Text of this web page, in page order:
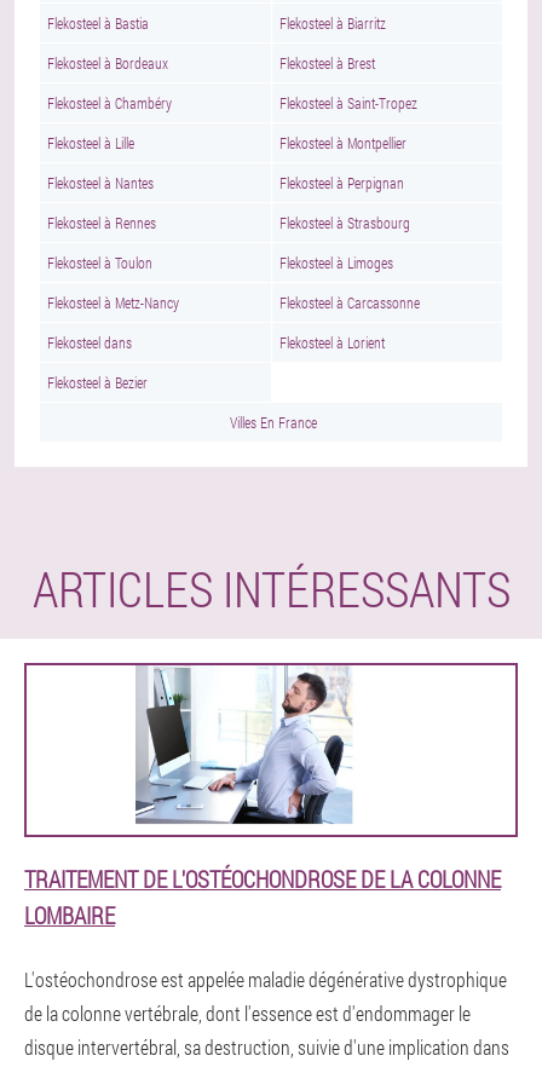
Flekosteel à Bastia Flekosteel à Biarritz
Flekosteel à Bordeaux Flekosteel à Brest
Flekosteel à Chambéry Flekosteel à Saint-Tropez
Flekosteel à Lille Flekosteel à Montpellier
Flekosteel à Nantes Flekosteel à Perpignan
Flekosteel à Rennes Flekosteel à Strasbourg
Flekosteel à Toulon Flekosteel à Limoges
Flekosteel à Metz-Nancy Flekosteel à Carcassonne
Flekosteel dans Flekosteel à Lorient
Flekosteel à Bezier
Villes En France
ARTICLES INTÉRESSANTS
TRAITEMENT DE L'OSTÉOCHONDROSE DE LA COLONNE
LOMBAIRE
L'ostéochondrose est appelée maladie dégénérative dystrophique
de la colonne vertébrale, dont l'essence est d'endommager le
disque intervertébral, sa destruction, suivie d'une implication dans